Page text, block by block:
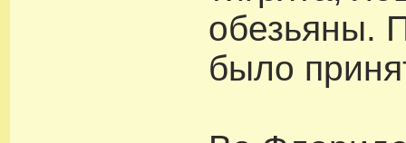
обезьяны.
было